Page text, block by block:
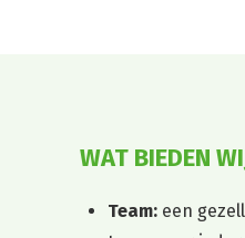
WAT BIEDEN
Team: een